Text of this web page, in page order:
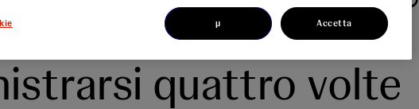
da
quattro volte
µ Accetta